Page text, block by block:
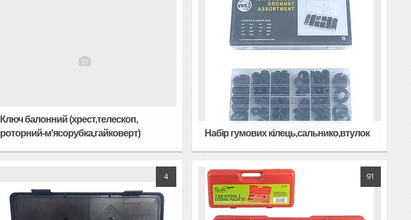
Ключ балонний (хрест,телескоп,
роторний-м'ясорубка,гайковерт)
Набір гумових кілець,сальнико,втулок
4 91